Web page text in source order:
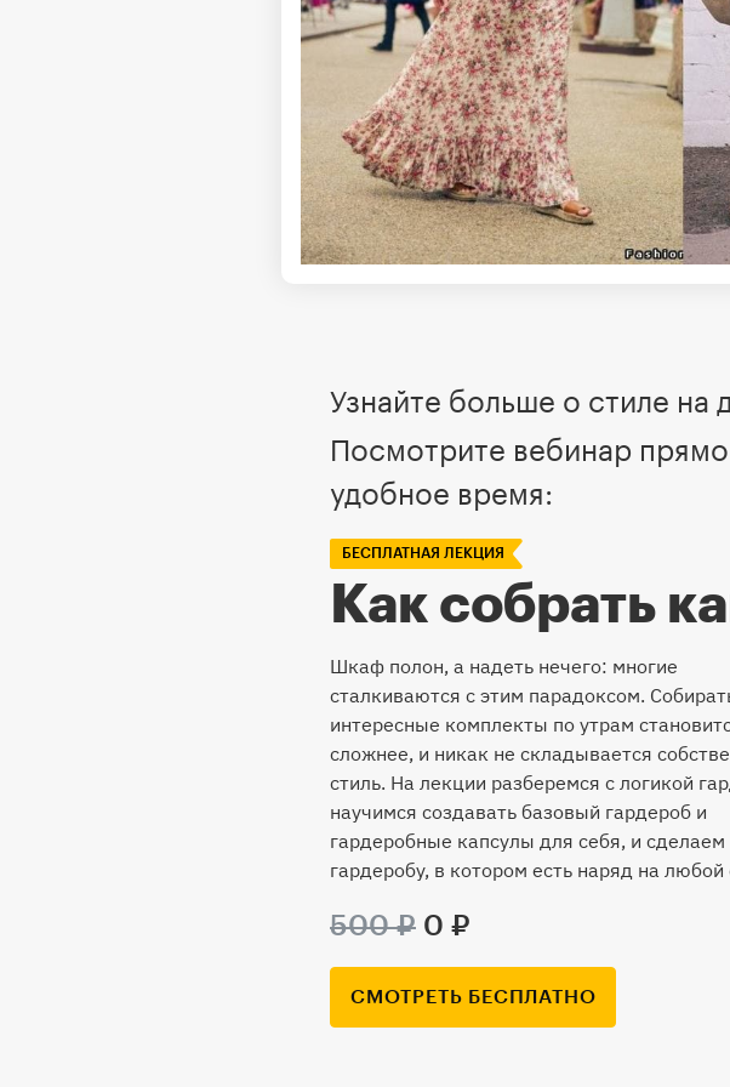
Узнайте больше о стиле на
Посмотрите вебинар
удобное время:
БЕСПЛАТНАЯ ЛЕКЦИЯ
Как собрать
Шкаф полон, а надеть нечего: многие
сталкиваются с этим парадоксом.
интересные комплекты по утрам
сложнее, и никак не складывается
стиль. На лекции разберемся с логикой
научимся создавать базовый гардероб и
гардеробные капсулы для себя, и
гардеробу, в котором есть наряд на любой
500 ₽ 0 ₽
СМОТРЕТЬ БЕСПЛАТНО